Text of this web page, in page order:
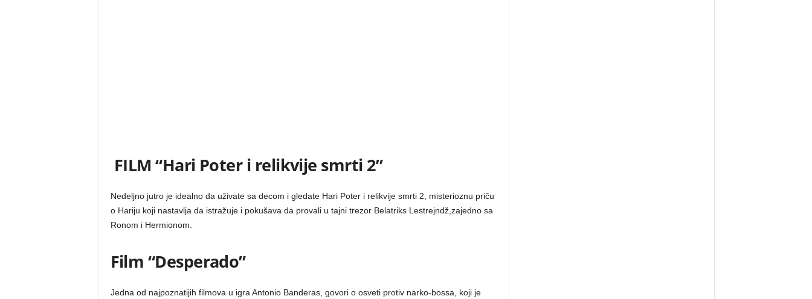
FILM “Hari Poter i relikvije smrti 2”
Nedeljno jutro je idealno da uživate sa decom i gledate Hari Poter i relikvije smrti 2, misterioznu priču
o Hariju koji nastavlja da istražuje i pokušava da provali u tajni trezor Belatriks Lestrejndž,zajedno sa
Ronom i Hermionom.
Film “Desperado”
Jedna od najpoznatijih filmova u igra Antonio Banderas, govori o osveti protiv narko-bossa, koji je